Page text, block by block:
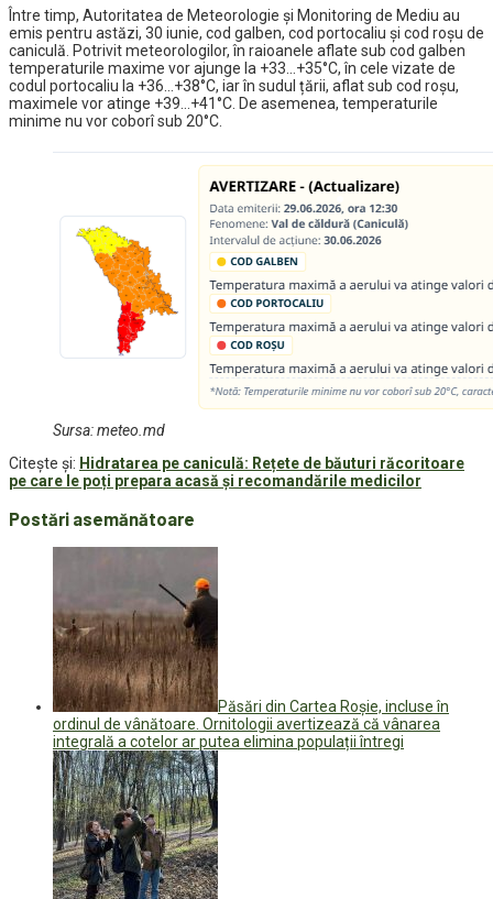
Între timp, Autoritatea de Meteorologie și Monitoring de Mediu au
emis pentru astăzi, 30 iunie, cod galben, cod portocaliu și cod roșu de
caniculă. Potrivit meteorologilor, în raioanele aflate sub cod galben
temperaturile maxime vor ajunge la +33…+35°C, în cele vizate de
codul portocaliu la +36…+38°C, iar în sudul țării, aflat sub cod roșu,
maximele vor atinge +39…+41°C. De asemenea, temperaturile
minime nu vor coborî sub 20°C.
Sursa: meteo.md
Citește și: Hidratarea pe caniculă: Rețete de băuturi răcoritoare
pe care le poți prepara acasă și recomandările medicilor
Postări asemănătoare
Păsări din Cartea Roșie, incluse în
ordinul de vânătoare. Ornitologii avertizează că vânarea
integrală a cotelor ar putea elimina populații întregi